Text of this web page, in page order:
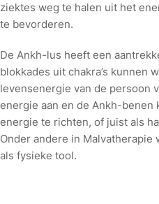
ziektes weg te halen uit het
te bevorderen.
De Ankh-lus heeft een
blokkades uit chakra’s kunnen
levensenergie van de persoon
energie aan en de Ankh-
energie te richten, of juist als
Onder andere in
als fysieke tool.